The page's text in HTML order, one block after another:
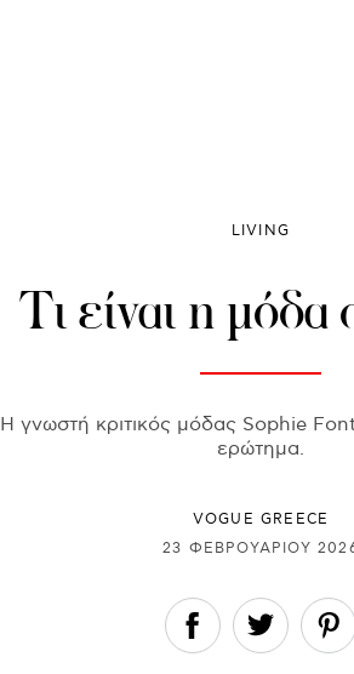
LIVING
Τι είναι η μόδα
H γνωστή κριτικός μόδας Sophie
ερώτημα.
VOGUE GREECE
23 ΦΕΒΡΟΥΑΡΊΟΥ